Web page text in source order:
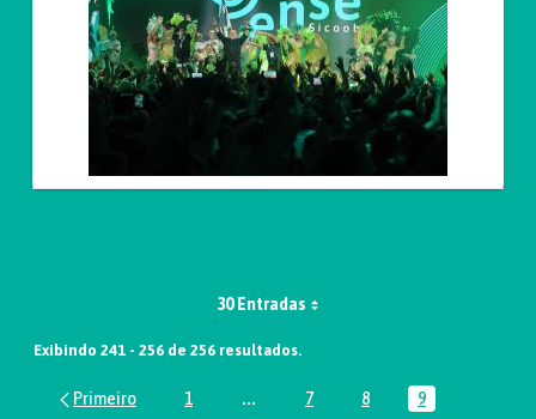
30 Entradas
Exibindo 241 - 256 de 256 resultados.
Página
1 ...Páginas intermediárias Usar ABA
Página
7 Página
8 Página
9